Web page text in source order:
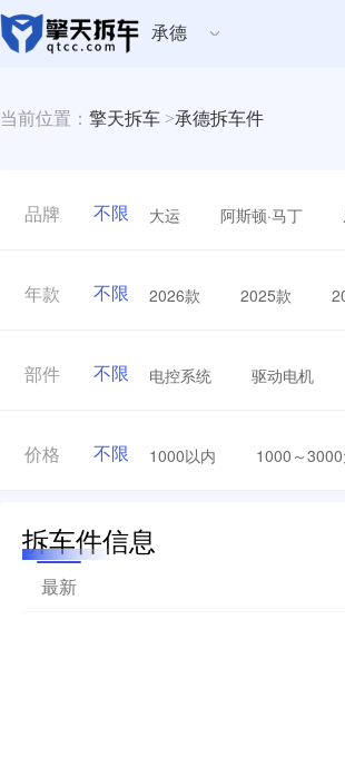
承德
当前位置： 擎天拆车 >承德拆车件
品牌 不限 大运 阿斯顿·马丁
年款 不限 2026款 2025款
部件 不限 电控系统 驱动电机
价格 不限 1000以内 1000～
拆车件信息
最新